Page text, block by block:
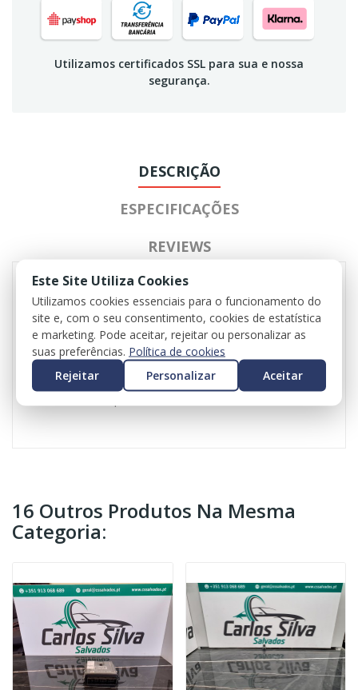
Utilizamos certificados SSL para sua e nossa
segurança.
DESCRIÇÃO
ESPECIFICAÇÕES
REVIEWS
Volkswagen Polo para ser vendido às peças
Motor CGP 1.2 a gasolina
Caixa de velocidades LNR
Peça o seu orçamento
Valor do iva incluído em todas as peças
16 Outros Produtos Na Mesma
Categoria:
Este Site Utiliza Cookies
Utilizamos cookies essenciais para o funcionamento do
site e, com o seu consentimento, cookies de estatística
e marketing. Pode aceitar, rejeitar ou personalizar as
suas preferências. Política de cookies
Rejeitar
Personalizar Aceitar